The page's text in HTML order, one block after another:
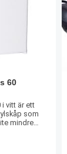
60
i vitt är ett
som
mindre